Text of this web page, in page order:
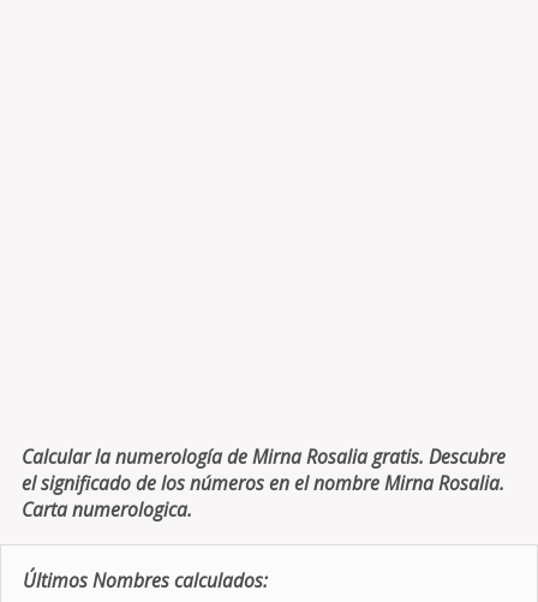
Calcular la numerología de Mirna Rosalia gratis. Descubre
el significado de los números en el nombre Mirna Rosalia.
Carta numerologica.
Últimos Nombres calculados: